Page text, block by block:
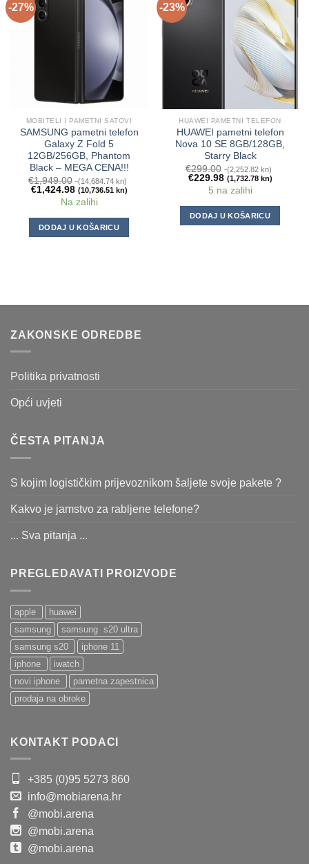
-27%
MOBITELI I PAMETNI SATOVI
SAMSUNG pametni telefon
Galaxy Z Fold 5
12GB/256GB, Phantom
Black – MEGA CENA!!!
€1,949.00 (14,684.74 kn)
€1,424.98 (10,736.51 kn)
Na zalihi
DODAJ U KOŠARICU
-23%
HUAWEI PAMETNI TELEFON
HUAWEI pametni telefon
Nova 10 SE 8GB/128GB,
Starry Black
€299.00 (2,252.82 kn)
€229.98 (1,732.78 kn)
5 na zalihi
DODAJ U KOŠARICU
ZAKONSKE ODREDBE
Politika privatnosti
Opći uvjeti
ČESTA PITANJA
S kojim logističkim prijevoznikom šaljete svoje pakete ?
Kakvo je jamstvo za rabljene telefone?
... Sva pitanja ...
PREGLEDAVATI PROIZVODE
apple
huawei
samsung
samsung s20 ultra
samsung s20
iphone 11
iphone
iwatch
novi iphone
pametna zapestnica
prodaja na obroke
KONTAKT PODACI
+385 (0)95 5273 860
info@mobiarena.hr
@mobi.arena
@mobi.arena
@mobi.arena